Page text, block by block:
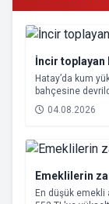
İncir toplayan
Hatay’da kum
bahçesine
annesi 65
04.08.2026
Emeklilerin
En düşük emekli